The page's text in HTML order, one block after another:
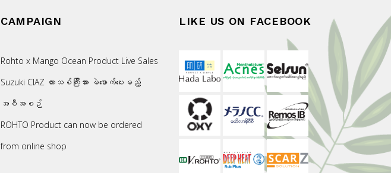
CAMPAIGN
Rohto x Mango Ocean Product Live Sales
Suzuki CIAZ ကားသစ်ကြီးအား မဲဖောက်ပေးမည့်
အစီအစဉ်
ROHTO Product can now be ordered
from online shop
LIKE US ON FACEBOOK